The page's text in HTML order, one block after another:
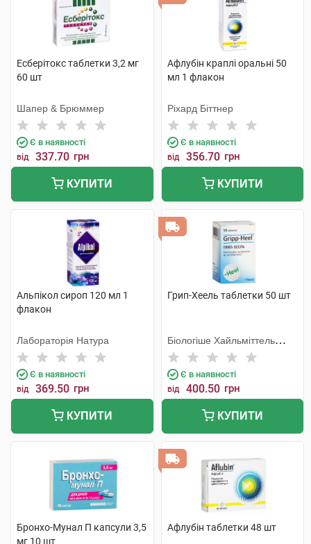
Есберітокс таблетки 3,2 мг
60 шт
Шапер & Брюммер
Є в наявності
від 337.70 грн
КУПИТИ
Афлубін краплі оральні 50
мл 1 флакон
Ріхард Біттнер
Є в наявності
від 356.70 грн
КУПИТИ
Альпікол сироп 120 мл 1
флакон
Лабораторія Натура
Є в наявності
від 369.50 грн
КУПИТИ
Грип-Хеель таблетки 50 шт
Біологіше Хайльміттель
Хеель
Є в наявності
від 400.50 грн
КУПИТИ
Бронхо-Мунал П капсули 3,5
мг 10 шт
Афлубін таблетки 48 шт